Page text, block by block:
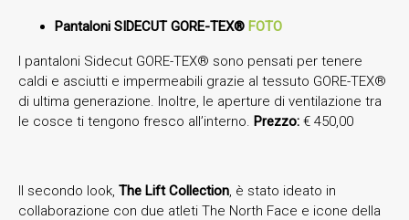
Pantaloni SIDECUT GORE-TEX® FOTO
I pantaloni Sidecut GORE-TEX® sono pensati per tenere
caldi e asciutti e impermeabili grazie al tessuto GORE-TEX®
di ultima generazione. Inoltre, le aperture di ventilazione tra
le cosce ti tengono fresco all’interno. Prezzo: € 450,00
Il secondo look, The Lift Collection, è stato ideato in
collaborazione con due atleti The North Face e icone della